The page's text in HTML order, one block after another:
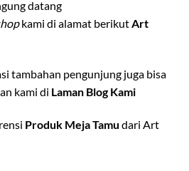
datang
kami di alamat berikutArt
tambahan pengunjung juga bisa
kami di Laman Blog Kami
Produk Meja Tamu dari Art